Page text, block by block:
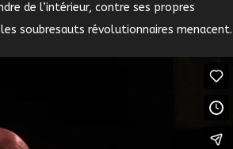
de l’intérieur, contre ses propres
soubresauts révolutionnaires menacent.